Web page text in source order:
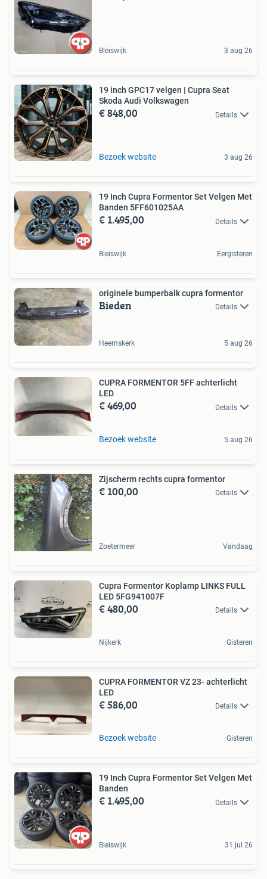
Bleiswijk 3 aug 26
19 inch GPC17 velgen | Cupra Seat
Skoda Audi Volkswagen
€ 848,00 Details
Bezoek website 3 aug 26
19 Inch Cupra Formentor Set Velgen Met
Banden 5FF601025AA
€ 1.495,00 Details
Bleiswijk Eergisteren
originele bumperbalk cupra formentor
Bieden Details
Heemskerk 5 aug 26
CUPRA FORMENTOR 5FF achterlicht
LED
€ 469,00 Details
Bezoek website 5 aug 26
Zijscherm rechts cupra formentor
€ 100,00 Details
Zoetermeer Vandaag
Cupra Formentor Koplamp LINKS FULL
LED 5FG941007F
€ 480,00 Details
Nijkerk Gisteren
CUPRA FORMENTOR VZ 23- achterlicht
LED
€ 586,00 Details
Bezoek website Gisteren
19 Inch Cupra Formentor Set Velgen Met
Banden
€ 1.495,00 Details
Bleiswijk 31 jul 26